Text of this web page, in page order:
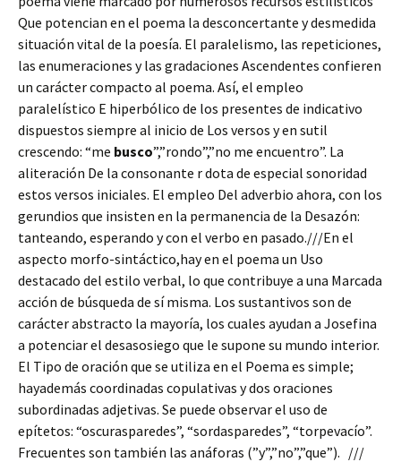
Que potencian en el poema la desconcertante y desmedida
situación vital de la poesía. El paralelismo, las repeticiones,
las enumeraciones y las gradaciones Ascendentes confieren
un carácter compacto al poema. Así, el empleo
paralelístico E hiperbólico de los presentes de indicativo
dispuestos siempre al inicio de Los versos y en sutil
crescendo: “me busco”,”rondo”,”no me encuentro”. La
aliteración De la consonante r dota de especial sonoridad
estos versos iniciales. El empleo Del adverbio ahora, con los
gerundios que insisten en la permanencia de la Desazón:
tanteando, esperando y con el verbo en pasado.///En el
aspecto morfo-sintáctico,hay en el poema un Uso
destacado del estilo verbal, lo que contribuye a una Marcada
acción de búsqueda de sí misma. Los sustantivos son de
carácter abstracto la mayoría, los cuales ayudan a Josefina
a potenciar el desasosiego que le supone su mundo interior.
El Tipo de oración que se utiliza en el Poema es simple;
hayademás coordinadas copulativas y dos oraciones
subordinadas adjetivas. Se puede observar el uso de
epítetos: “oscurasparedes”, “sordasparedes”, “torpevacío”.
Frecuentes son también las anáforas (”y”,”no”,”que”). ///